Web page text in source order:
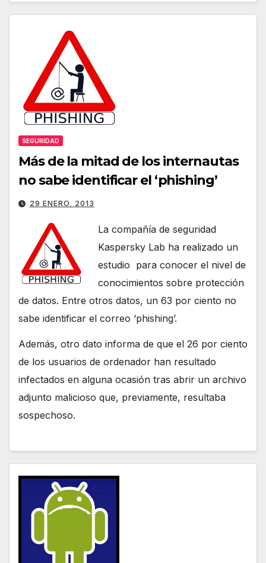
SEGURIDAD
Más de la mitad de los internautas
no sabe identificar el ‘phishing’
29 ENERO, 2013
La compañía de seguridad
Kaspersky Lab ha realizado un
estudio para conocer el nivel de
conocimientos sobre protección
de datos. Entre otros datos, un 63 por ciento no
sabe identificar el correo ‘phishing’.
Además, otro dato informa de que el 26 por ciento
de los usuarios de ordenador han resultado
infectados en alguna ocasión tras abrir un archivo
adjunto malicioso que, previamente, resultaba
sospechoso.